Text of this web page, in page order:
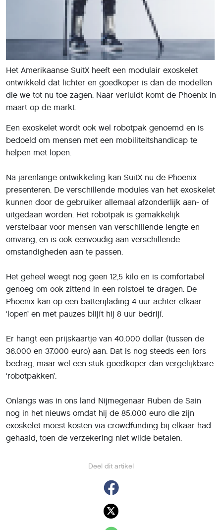
Deel dit artikel
Het Amerikaanse SuitX heeft een modulair exoskelet
ontwikkeld dat lichter en goedkoper is dan de modellen
die we tot nu toe zagen. Naar verluidt komt de Phoenix in
maart op de markt.
Een exoskelet wordt ook wel robotpak genoemd en is
bedoeld om mensen met een mobiliteitshandicap te
helpen met lopen.
Na jarenlange ontwikkeling kan SuitX nu de Phoenix
presenteren. De verschillende modules van het exoskelet
kunnen door de gebruiker allemaal afzonderlijk aan- of
uitgedaan worden. Het robotpak is gemakkelijk
verstelbaar voor mensen van verschillende lengte en
omvang, en is ook eenvoudig aan verschillende
omstandigheden aan te passen.
Het geheel weegt nog geen 12,5 kilo en is comfortabel
genoeg om ook zittend in een rolstoel te dragen. De
Phoenix kan op een batterijlading 4 uur achter elkaar
‘lopen’ en met pauzes blijft hij 8 uur bedrijf.
Er hangt een prijskaartje van 40.000 dollar (tussen de
36.000 en 37.000 euro) aan. Dat is nog steeds een fors
bedrag, maar wel een stuk goedkoper dan vergelijkbare
‘robotpakken’.
Onlangs was in ons land Nijmegenaar Ruben de Sain
nog in het nieuws omdat hij de 85.000 euro die zijn
exoskelet moest kosten via crowdfunding bij elkaar had
gehaald, toen de verzekering niet wilde betalen.